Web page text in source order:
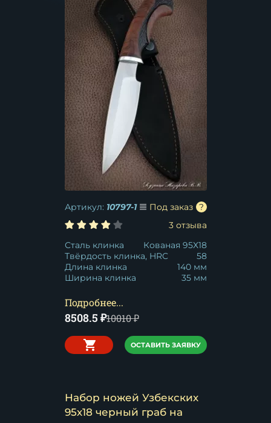
Артикул: 10797-1
Под заказ
3 отзыва
Сталь клинка
Кованая 95Х18
Твёрдость клинка, HRC
58
Длина клинка
140 мм
Ширина клинка
35 мм
Подробнее...
8508.5 ₽10010₽
ОСТАВИТЬ ЗАЯВКУ
Набор ножей Узбекских
95х18 черный граб на